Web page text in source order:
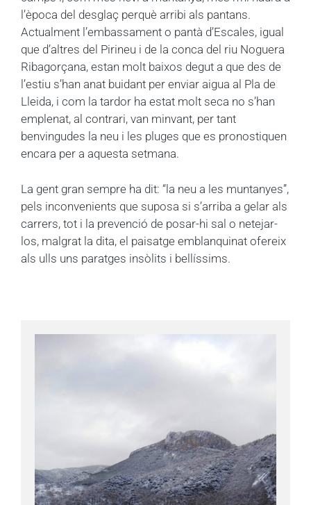
l’època del desglaç perquè arribi als pantans.
Actualment l’embassament o pantà d’Escales, igual
que d’altres del Pirineu i de la conca del riu Noguera
Ribagorçana, estan molt baixos degut a que des de
l’estiu s’han anat buidant per enviar aigua al Pla de
Lleida, i com la tardor ha estat molt seca no s’han
emplenat, al contrari, van minvant, per tant
benvingudes la neu i les pluges que es pronostiquen
encara per a aquesta setmana.
La gent gran sempre ha dit: “la neu a les muntanyes”,
pels inconvenients que suposa si s’arriba a gelar als
carrers, tot i la prevenció de posar-hi sal o netejar-
los, malgrat la dita, el paisatge emblanquinat ofereix
als ulls uns paratges insòlits i bellíssims.